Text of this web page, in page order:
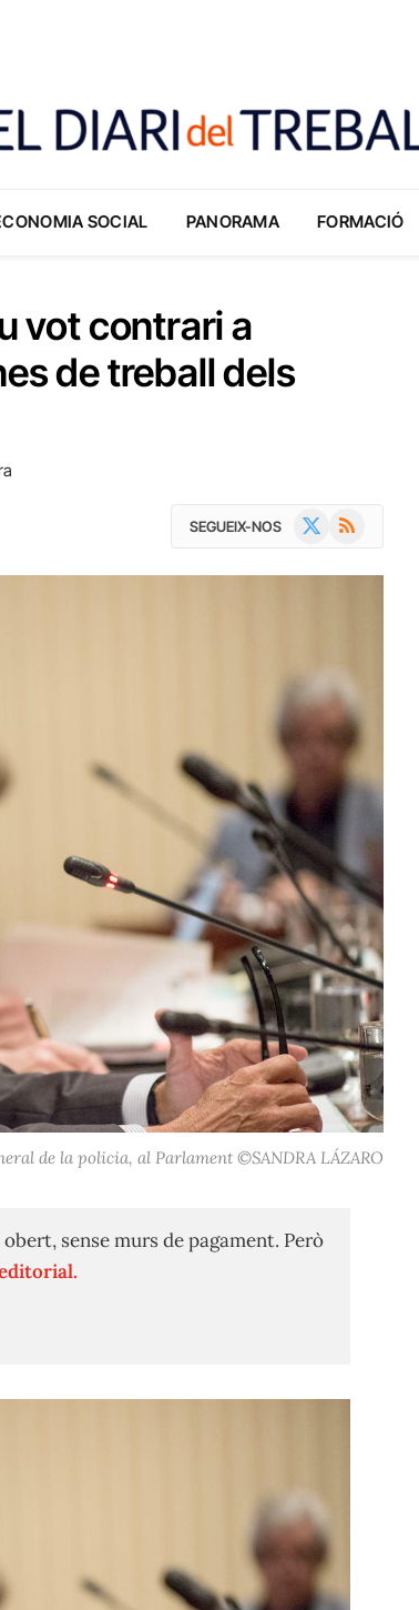
SOCIAL PANORAMA FORMACIÓ
vot contrari a
de treball dels
SEGUEIX-NOS RSS
de la policia, al Parlament ©SANDRA LÁZARO
sense murs de pagament. Però